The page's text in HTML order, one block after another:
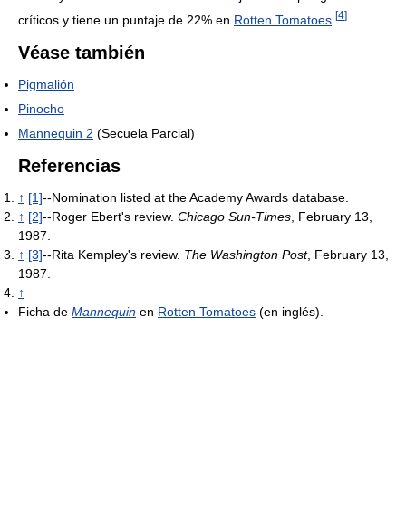
críticos y tiene un puntaje de 22% en Rotten Tomatoes [4]
Véase también
Pigmalión
Pinocho
Mannequin 2 (Secuela Parcial)
Referencias
↑ [1]--Nomination listed at the Academy Awards database.
↑ [2]--Roger Ebert's review. Chicago Sun-Times , February 13,
1987.
↑ [3]--Rita Kempley's review. The Washington Post, February 13,
1987.
↑
Ficha de Mannequin en Rotten Tomatoes (en inglés).